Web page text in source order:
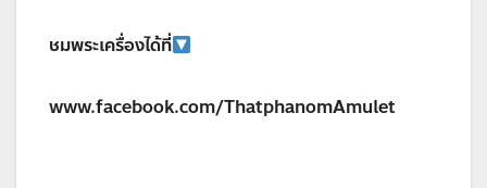
ชมพระเครื่องได้ที่
www.facebook.com/ThatphanomAmulet